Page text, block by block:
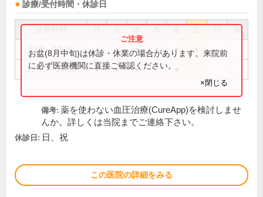
診療/受付時間・休診日
祝
9:00～12:30 ● ● ● ● ●
15:30～18:00 ● ● ●
お盆(8月中旬)は休診・休業の場合があります。来院前
に必ず医療機関に直接ご確認ください。
×閉じる
備考: 薬を使わない血圧治療(CureApp)を検討しませ
んか。詳しくは当院までご連絡下さい。
休診日: 日、祝
この医院の詳細をみる